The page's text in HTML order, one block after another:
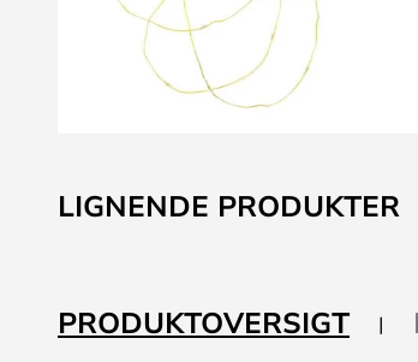
til
starten
LIGNENDE PRODUKTER
PRODUKTOVERSIGT